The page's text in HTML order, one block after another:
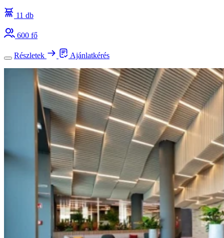
11 db
600 fő
Részletek Ajánlatkérés